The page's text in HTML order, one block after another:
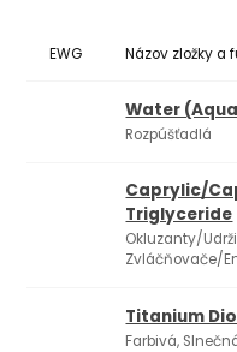
EWG Názov zložky a
Water
Rozpúšťadlá
Caprylic/​
Triglyceride
Okluzanty/
Zvláčňovače/
Titanium
Farbivá,